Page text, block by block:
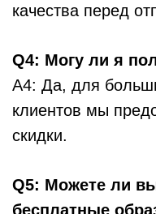
качества перед
Q4: Могу ли я
A4: Да, для
клиентов мы
скидки.
Q5: Можете ли
бесплатные